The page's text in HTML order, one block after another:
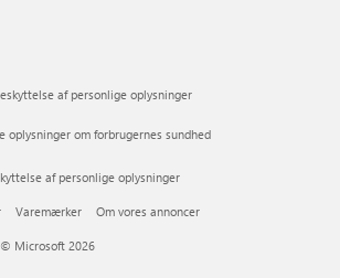
af personlige oplysninger
oplysninger om forbrugernes sundhed
af personlige oplysninger
Varemærker Om vores annoncer
© Microsoft 2026